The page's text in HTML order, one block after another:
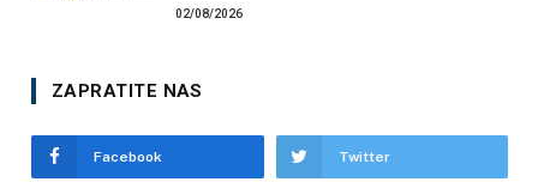
02/08/2026
ZAPRATITE NAS
Facebook Twitter